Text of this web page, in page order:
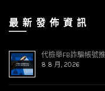
最 新 發 佈 資 訊
代檢舉FB詐騙帳號
8 8 月, 2026